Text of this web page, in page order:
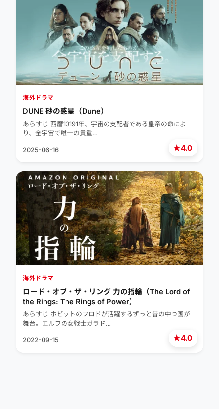
★4.0
海外ドラマ
DUNE 砂の惑星（Dune）
あらすじ 西暦10191年、宇宙の支配者である皇帝の命によ
り、全宇宙で唯一の貴重…
2025-06-16
★4.0
海外ドラマ
ロード・オブ・ザ・リング 力の指輪（The Lord of
the Rings: The Rings of Power）
あらすじ ホビットのフロドが活躍するずっと昔の中つ国が
舞台。エルフの女戦士ガラド…
2022-09-15